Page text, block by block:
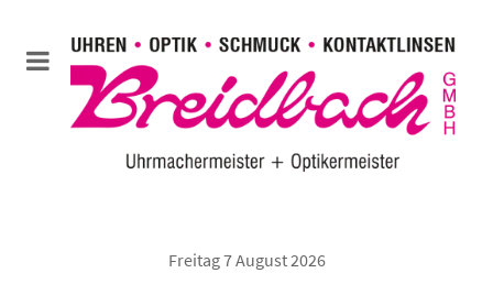
Freitag 7 August 2026